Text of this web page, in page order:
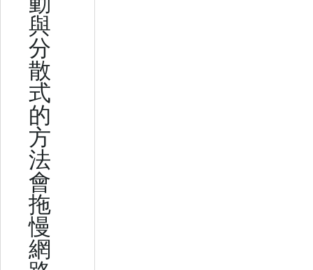
與
分
散
式
的
方
法
會
拖
慢
網